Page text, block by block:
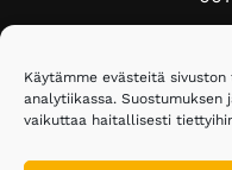
Käytämme evästeitä
analytiikassa.
vaikuttaa haitallisesti